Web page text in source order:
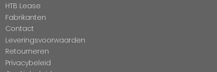
HTB Lease
Fabrikanten
Contact
Leveringsvoorwaarden
Retourneren
Privacybeleid